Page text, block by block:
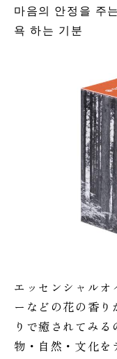
마음의 안정을 주
욕 하는 기분
エッセンシャル
ーなどの花の香
りで癒されてみ
物・自然・文化を